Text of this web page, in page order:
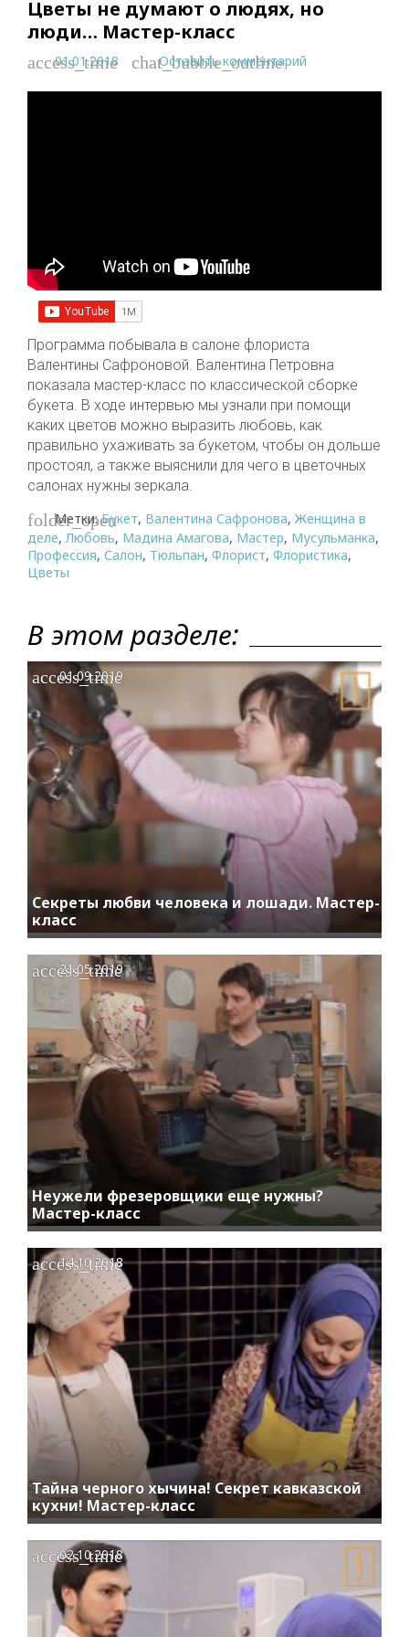
Цветы не думают о людях, но
люди… Мастер-класс
access_time
01.01.2018 chat_bubble_outline
Оставить комментарий
Программа побывала в салоне флориста
Валентины Сафроновой. Валентина Петровна
показала мастер-класс по классической сборке
букета. В ходе интервью мы узнали при помощи
каких цветов можно выразить любовь, как
правильно ухаживать за букетом, чтобы он дольше
простоял, а также выяснили для чего в цветочных
салонах нужны зеркала.
folder_open
Метки:Букет, Валентина Сафронова, Женщина в
деле, Любовь, Мадина Амагова, Мастер, Мусульманка,
Профессия, Салон, Тюльпан, Флорист, Флористика,
Цветы
В этом разделе:
Секреты любви человека и лошади. Мастер-
класс
access_time
01.09.2019
Неужели фрезеровщики еще нужны?
Мастер-класс
access_time
21.05.2019
Тайна черного хычина! Секрет кавказской
кухни! Мастер-класс
access_time
14.10.2018
access_time
02.10.2018